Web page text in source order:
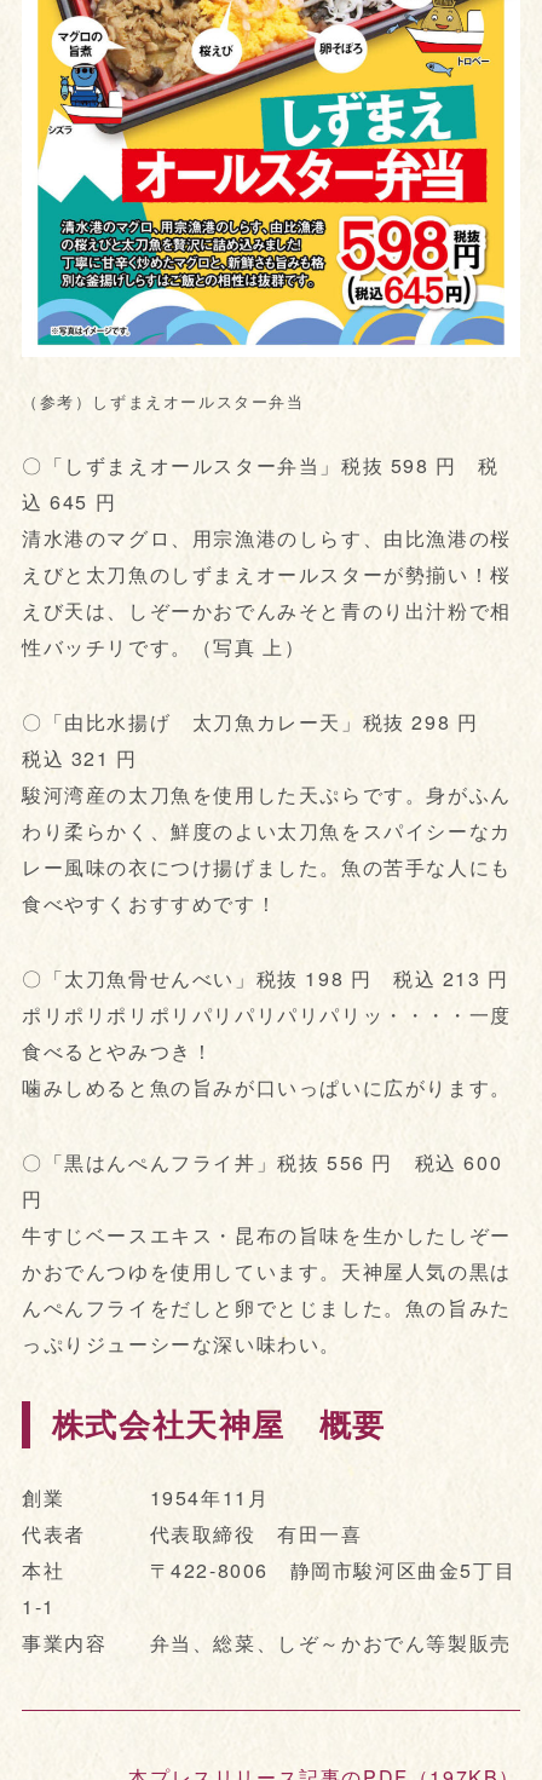
（参考）しずまえオールスター弁当
〇「しずまえオールスター弁当」税抜 598 円 税
込 645 円
清水港のマグロ、用宗漁港のしらす、由比漁港の桜
えびと太刀魚のしずまえオールスターが勢揃い！桜
えび天は、しぞーかおでんみそと青のり出汁粉で相
性バッチリです。（写真 上）
〇「由比水揚げ 太刀魚カレー天」税抜 298 円
税込 321 円
駿河湾産の太刀魚を使用した天ぷらです。身がふん
わり柔らかく、鮮度のよい太刀魚をスパイシーなカ
レー風味の衣につけ揚げました。魚の苦手な人にも
食べやすくおすすめです！
〇「太刀魚骨せんべい」税抜 198 円 税込 213 円
ポリポリポリポリパリパリパリパリッ・・・・一度
食べるとやみつき！
噛みしめると魚の旨みが口いっぱいに広がります。
〇「黒はんぺんフライ丼」税抜 556 円 税込 600
円
牛すじベースエキス・昆布の旨味を生かしたしぞー
かおでんつゆを使用しています。天神屋人気の黒は
んぺんフライをだしと卵でとじました。魚の旨みた
っぷりジューシーな深い味わい。
株式会社天神屋 概要
創業 1954年11月
代表者 代表取締役 有田一喜
本社 〒422-8006 静岡市駿河区曲金5丁目
1-1
事業内容 弁当、総菜、しぞ～かおでん等製販売